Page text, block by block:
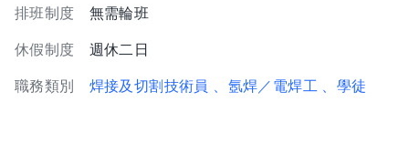
排班制度 無需輪班
休假制度 週休二日
職務類別 焊接及切割技術員 、氬焊／電焊工 、學徒